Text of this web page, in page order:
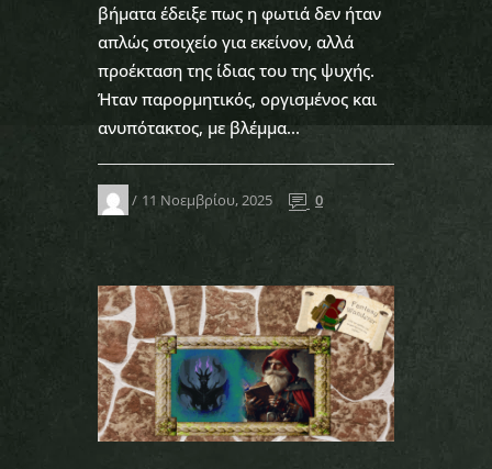
βήματα έδειξε πως η φωτιά δεν ήταν
απλώς στοιχείο για εκείνον, αλλά
προέκταση της ίδιας του της ψυχής.
Ήταν παρορμητικός, οργισμένος και
ανυπότακτος, με βλέμμα...
11 Νοεμβρίου, 2025 0